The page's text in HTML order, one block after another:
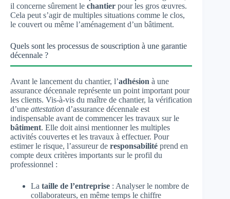
il concerne sûrement le chantier pour les gros œuvres.
Cela peut s’agir de multiples situations comme le clos,
le couvert ou même l’aménagement d’un bâtiment.
Quels sont les processus de souscription à une garantie
décennale ?
Avant le lancement du chantier, l’adhésion à une
assurance décennale représente un point important pour
les clients. Vis-à-vis du maître de chantier, la vérification
d’une attestation d’assurance décennale est
indispensable avant de commencer les travaux sur le
bâtiment. Elle doit ainsi mentionner les multiples
activités couvertes et les travaux à effectuer. Pour
estimer le risque, l’assureur de responsabilité prend en
compte deux critères importants sur le profil du
professionnel :
La taille de l’entreprise : Analyser le nombre de
collaborateurs, en même temps le chiffre